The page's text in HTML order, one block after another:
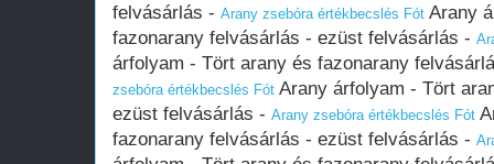
felvásárlás - Arany zsebóra értékbecslés Fót Arany
fazonarany felvásárlás - ezüst felvásárlás -
árfolyam - Tört arany és fazonarany
zsebóra értékbecslés Fót Arany árfolyam - Tört
ezüst felvásárlás - Arany zsebóra értékbecslés Fót
fazonarany felvásárlás - ezüst felvásárlás -